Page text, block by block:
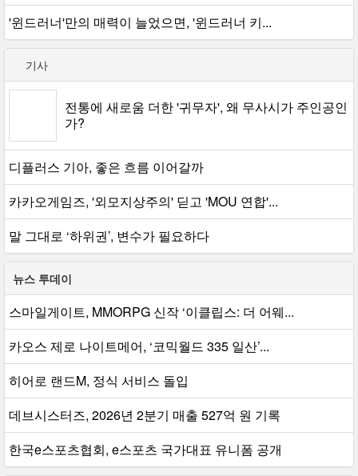
'윈드러너'만의 매력이 늘었으면, '윈드러너 키...
기사
전통에 새로움 더한 '귀무자', 왜 무사시가 주인공인
가?
디플러스 기아, 좋은 흐름 이어갈까
카카오게임즈, '외모지상주의' 딛고 'MOU 연합'...
말 그대로 ‘하위권’, 변수가 필요하다
뉴스 투데이
스마일게이트, MMORPG 신작 ‘이클립스: 더 어웨...
카오스 제로 나이트메어, ‘코믹월드 335 일산’...
히어로 랜드M, 정식 서비스 돌입
데브시스터즈, 2026년 2분기 매출 527억 원 기록
한국e스포츠협회, e스포츠 국가대표 유니폼 공개